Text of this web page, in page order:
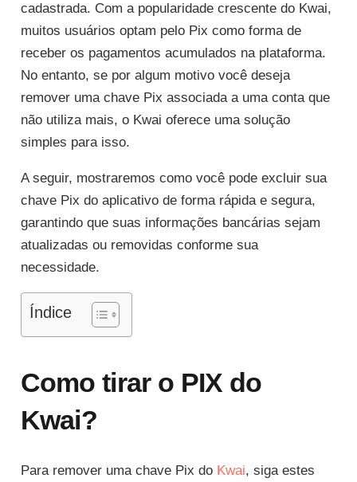
cadastrada. Com a popularidade crescente do Kwai,
muitos usuários optam pelo Pix como forma de
receber os pagamentos acumulados na plataforma.
No entanto, se por algum motivo você deseja
remover uma chave Pix associada a uma conta que
não utiliza mais, o Kwai oferece uma solução
simples para isso.
A seguir, mostraremos como você pode excluir sua
chave Pix do aplicativo de forma rápida e segura,
garantindo que suas informações bancárias sejam
atualizadas ou removidas conforme sua
necessidade.
Índice
Como tirar o PIX do
Kwai?
Para remover uma chave Pix do Kwai, siga estes